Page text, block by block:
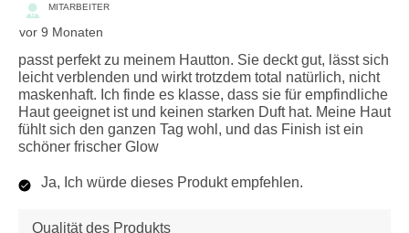
MITARBEITER
vor 9 Monaten
passt perfekt zu meinem Hautton. Sie deckt gut, lässt sich
leicht verblenden und wirkt trotzdem total natürlich, nicht
maskenhaft. Ich finde es klasse, dass sie für empfindliche
Haut geeignet ist und keinen starken Duft hat. Meine Haut
fühlt sich den ganzen Tag wohl, und das Finish ist ein
schöner frischer Glow
Ja, Ich würde dieses Produkt empfehlen.
Qualität des Produkts